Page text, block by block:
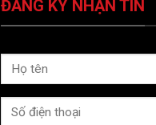
ĐĂNG KÝ NHẬN TIN